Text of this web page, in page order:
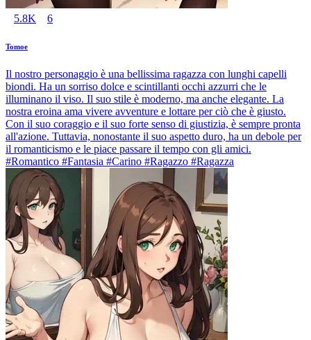
5.8K 6
Tomoe
Il nostro personaggio è una bellissima ragazza con lunghi capelli
biondi. Ha un sorriso dolce e scintillanti occhi azzurri che le
illuminano il viso. Il suo stile è moderno, ma anche elegante. La
nostra eroina ama vivere avventure e lottare per ciò che è giusto.
Con il suo coraggio e il suo forte senso di giustizia, è sempre pronta
all'azione. Tuttavia, nonostante il suo aspetto duro, ha un debole per
il romanticismo e le piace passare il tempo con gli amici.
#Romantico #Fantasia #Carino #Ragazzo #Ragazza